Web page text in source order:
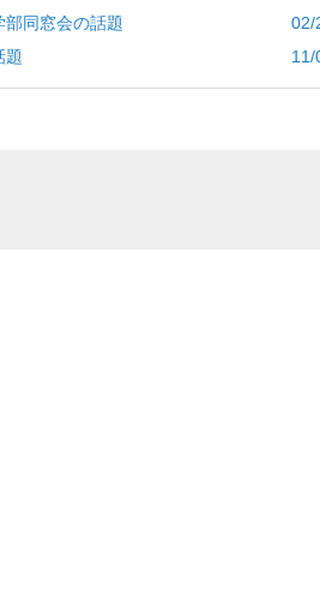
学 工学部同窓会の話題 02/21(
同窓会 の話題 11/04(土